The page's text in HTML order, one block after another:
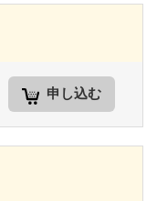
申し込む